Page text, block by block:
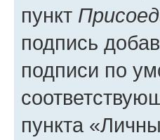
пункт
подпись
подписи по
пункта